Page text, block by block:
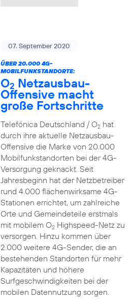
07. September 2020
ÜBER 20.000 4G-
MOBILFUNKSTANDORTE:
O2 Netzausbau-
Offensive macht
große Fortschritte
Telefónica Deutschland / O2hat
durch ihre aktuelle Netzausbau-
Offensive die Marke von 20.000
Mobilfunkstandorten bei der 4G-
Versorgung geknackt. Seit
Jahresbeginn hat der Netzbetreiber
rund 4.000 flächenwirksame 4G-
Stationen errichtet, um zahlreiche
Orte und Gemeindeteile erstmals
mit mobilem O2Highspeed-Netz zu
versorgen. Hinzu kommen über
2.000 weitere 4G-Sender, die an
bestehenden Standorten für mehr
Kapazitäten und höhere
Surfgeschwindigkeiten bei der
mobilen Datennutzung sorgen.